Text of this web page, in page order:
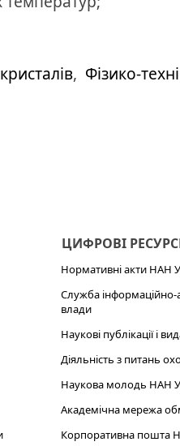
, Фізико-
ЦИФРОВІ
Нормативні акти НАН
Служба інформаційно-
влади
Наукові публікації і
Діяльність з питань
Наукова молодь НАН
Академічна мережа
Корпоративна пошта